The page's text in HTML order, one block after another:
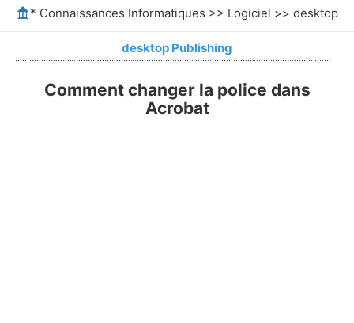
* Connaissances Informatiques >> Logiciel >> desktop
desktop Publishing
Comment changer la police dans
Acrobat